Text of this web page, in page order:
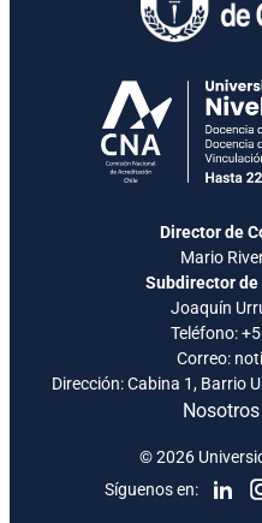
Director de
Mario
Subdirector
Joaquín
Teléfono:
Correo:
Dirección: Cabina 1, Barrio
Nosotros
Síguenos en:
© 2026